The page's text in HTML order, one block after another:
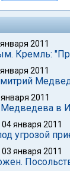
2011
Кремль:
2011
2011
в
04 января 2011
угрозой
03 января 2011